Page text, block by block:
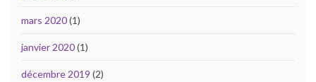
mars 2020(1)
janvier 2020(1)
décembre 2019 (2)